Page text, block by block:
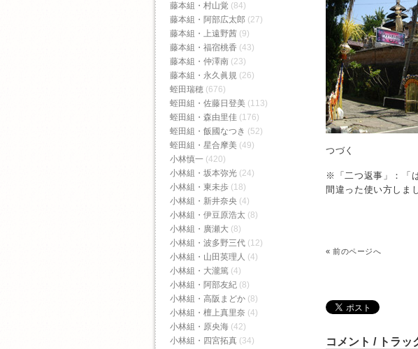
つづく
※「二つ返事」：「
間違った使い方しま
«前のページへ
コメント / トラッ
藤本組・村山覚 (84)
藤本組・阿部広太郎 (27)
藤本組・上遠野茜 (9)
藤本組・福宿桃香‬ (43)
藤本組・仲澤南 (23)
藤本組・永久眞規 (26)
蛭田瑞穂 (676)
蛭田組・佐藤日登美 (113)
蛭田組・森由里佳 (176)
蛭田組・飯國なつき (52)
蛭田組・星合摩美 (49)
小林慎一 (420)
小林組・坂本弥光 (24)
小林組・東未歩 (18)
小林組・新井奈央 (4)
小林組・伊豆原浩太 (8)
小林組・廣瀬大 (8)
小林組・波多野三代 (12)
小林組・山田英理人 (4)
小林組・大瀧篤 (4)
小林組・阿部友紀 (8)
小林組・高阪まどか (8)
小林組・檀上真里奈 (4)
小林組・原央海 (42)
小林組・四宮拓真 (34)